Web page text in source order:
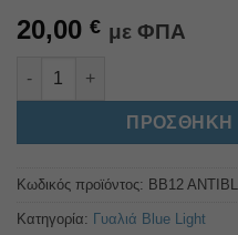
20,00 € με ΦΠΑ
BB12 ANTIBLUE (Διάφανο)
ΠΡΟΣΘΉΚΗ
Alternative:
Κωδικός προϊόντος: BB12
Κατηγορία: Γυαλιά Blue Light